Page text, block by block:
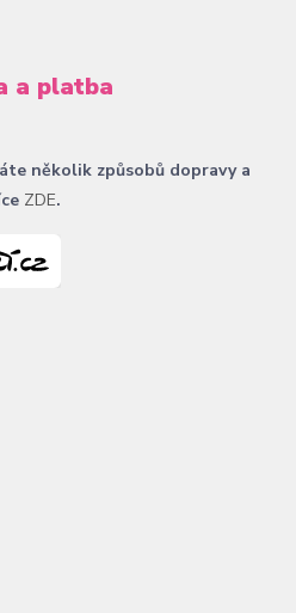
a platba
několik způsobů dopravy a
ZDE.